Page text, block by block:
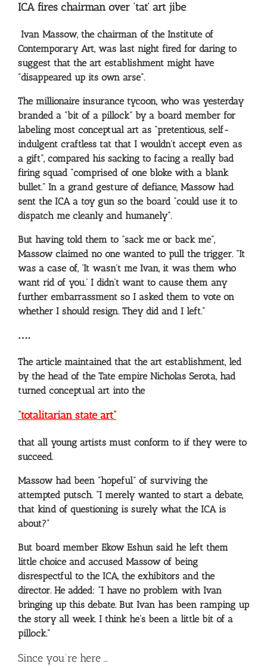
ICA fires chairman over ‘tat’ art jibe
Ivan Massow, the chairman of the Institute of
Contemporary Art, was last night fired for daring to
suggest that the art establishment might have
“disappeared up its own arse”.
The millionaire insurance tycoon, who was yesterday
branded a “bit of a pillock” by a board member for
labeling most conceptual art as “pretentious, self-
indulgent craftless tat that I wouldn’t accept even as
a gift”, compared his sacking to facing a really bad
firing squad “comprised of one bloke with a blank
bullet.” In a grand gesture of defiance, Massow had
sent the ICA a toy gun so the board “could use it to
dispatch me cleanly and humanely”.
But having told them to “sack me or back me”,
Massow claimed no one wanted to pull the trigger. “It
was a case of, ‘It wasn’t me Ivan, it was them who
want rid of you.’ I didn’t want to cause them any
further embarrassment so I asked them to vote on
whether I should resign. They did and I left.”
….
The article maintained that the art establishment, led
by the head of the Tate empire Nicholas Serota, had
turned conceptual art into the
“totalitarian state art”
that all young artists must conform to if they were to
succeed.
Massow had been “hopeful” of surviving the
attempted putsch. “I merely wanted to start a debate,
that kind of questioning is surely what the ICA is
about?”
But board member Ekow Eshun said he left them
little choice and accused Massow of being
disrespectful to the ICA, the exhibitors and the
director. He added: “I have no problem with Ivan
bringing up this debate. But Ivan has been ramping up
the story all week. I think he’s been a little bit of a
pillock.”
Since you’re here …